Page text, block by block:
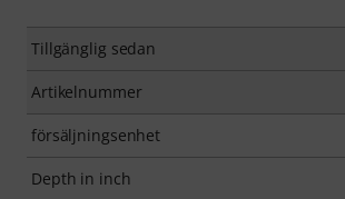
Tillgänglig sedan
Artikelnummer
försäljningsenhet
Depth in inch